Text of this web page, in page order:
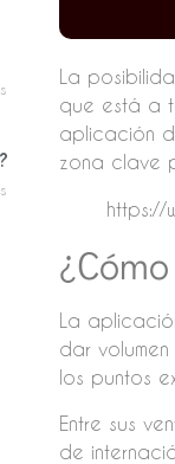
La
que está a
aplicación
zona clave
https://
La
dar
los puntos
Entre sus
de